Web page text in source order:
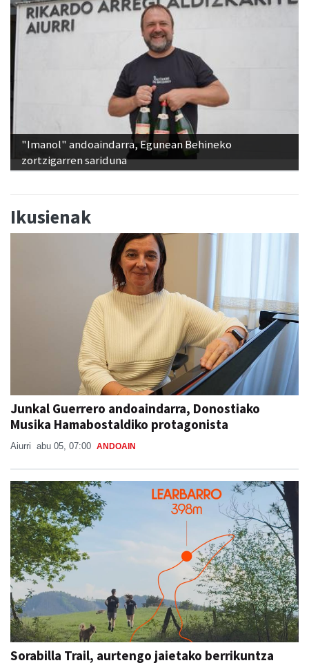
"Imanol" andoaindarra, Egunean Behineko
zortzigarren sariduna
Ikusienak
Junkal Guerrero andoaindarra, Donostiako
Musika Hamabostaldiko protagonista
Aiurri abu 05, 07:00 ANDOAIN
Sorabilla Trail, aurtengo jaietako berrikuntza